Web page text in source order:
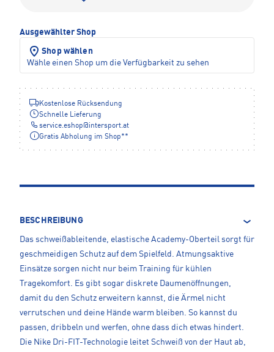
Ausgewählter Shop
Shop wählen
Wähle einen Shop um die Verfügbarkeit zu sehen
Kostenlose Rücksendung
Schnelle Lieferung
service.eshop@ intersport.at
Gratis Abholung im Shop**
BESCHREIBUNG
Das schweißableitende, elastische Academy-Oberteil sorgt für
geschmeidigen Schutz auf dem Spielfeld. Atmungsaktive
Einsätze sorgen nicht nur beim Training für kühlen
Tragekomfort. Es gibt sogar diskrete Daumenöffnungen,
damit du den Schutz erweitern kannst, die Ärmel nicht
verrutschen und deine Hände warm bleiben. So kannst du
passen, dribbeln und werfen, ohne dass dich etwas hindert.
Die Nike Dri-FIT-Technologie leitet Schweiß von der Haut ab,